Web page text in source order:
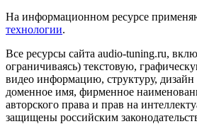
На информационном ресурсе
технологии.
Все ресурсы сайта audio-tuning.ru,
ограничиваясь) текстовую,
видео информацию, структуру,
доменное имя, фирменное
авторского права и прав на
защищены российским